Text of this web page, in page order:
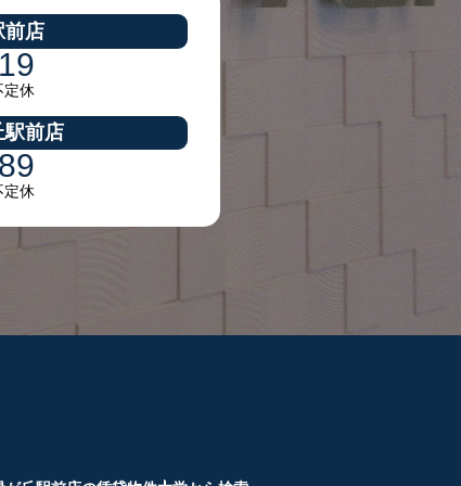
前店
休
駅前店
休